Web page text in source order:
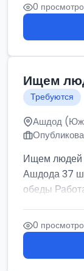
0
Ищем
Требуются
Ашдод
Ищем людей
Ашдода 37
обеды
0